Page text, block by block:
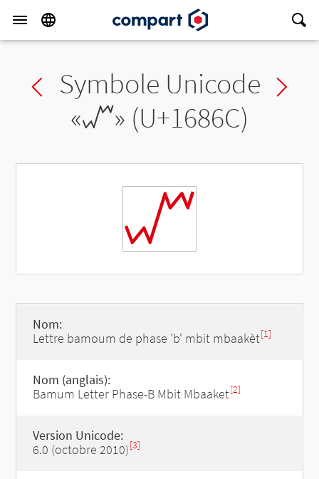
Previous char
Symbole Unicode
«𖡬» (U+1686C)
𖡬
Nom:
Lettre bamoum de phase 'b' mbit mbaakèt[1]
Nom (anglais):
Bamum Letter Phase-B Mbit Mbaaket[2]
Version Unicode:
6.0 (octobre 2010)[3]